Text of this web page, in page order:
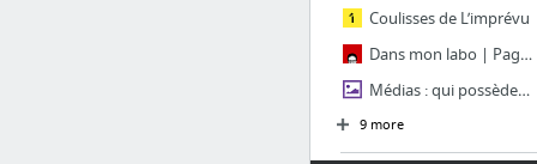
Coulisses de L’imprévu
Dans mon labo | Page d’accueil
Médias : qui possède quoi ?
9 more